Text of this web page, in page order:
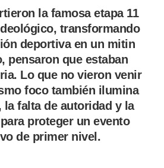
la famosa etapa 11
transformando
deportiva en un mitin
pensaron que estaban
Lo que no vieron venir
foco también ilumina
la falta de autoridad y la
proteger un evento
de primer nivel.